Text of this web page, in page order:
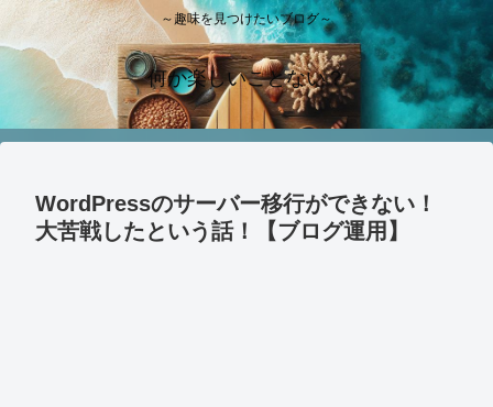
～趣味を見つけたいブログ～
何か楽しいことない？
WordPressのサーバー移行ができない！
大苦戦したという話！【ブログ運用】